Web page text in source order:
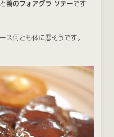
鴨のフォアグラ ソテーです
ス何とも体に悪そうです。